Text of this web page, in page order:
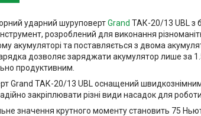
ударний шуруповертGrand ТАК-20/13 UBL з
розроблений для виконання
акумуляторі та поставляється з двома
дозволяє заряджати акумулятор лише за
продуктивним.
Grand ТАК-20/13 UBL оснащений
закріплювати різні види насадок для
значення крутного моменту становить 75